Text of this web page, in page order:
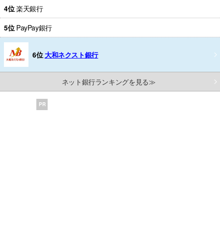
4位楽天銀行
5位 PayPay銀行
6位 大和ネクスト銀行
ネット銀行ランキングを見る≫
PR